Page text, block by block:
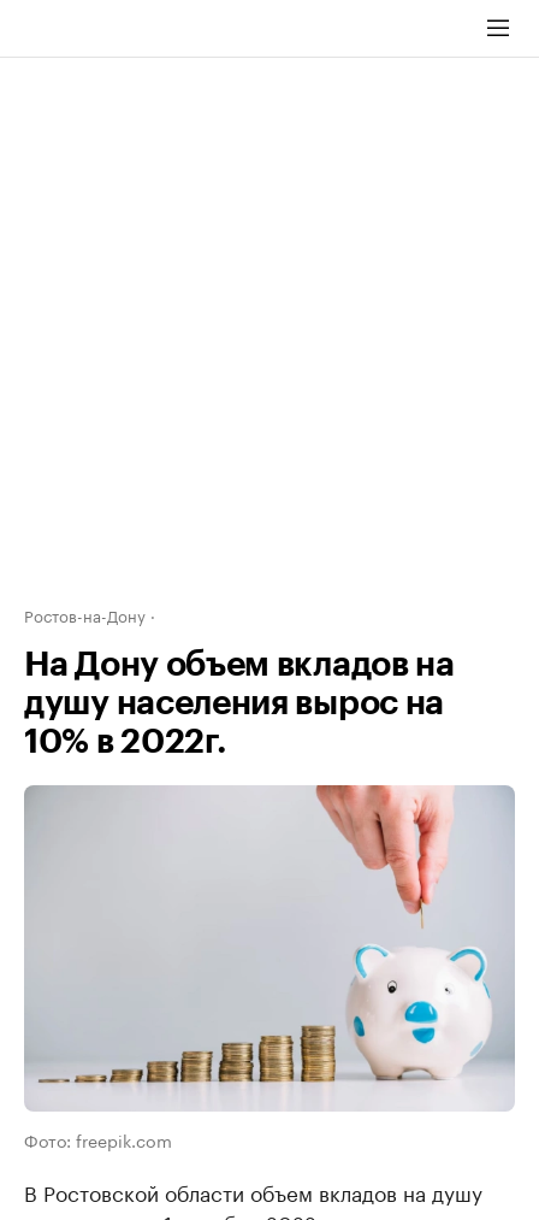
Ростов-на-Дону
На Дону объем вкладов на
душу населения вырос на
10% в 2022г.
Фото: freepik.com
В Ростовской области объем вкладов на душу